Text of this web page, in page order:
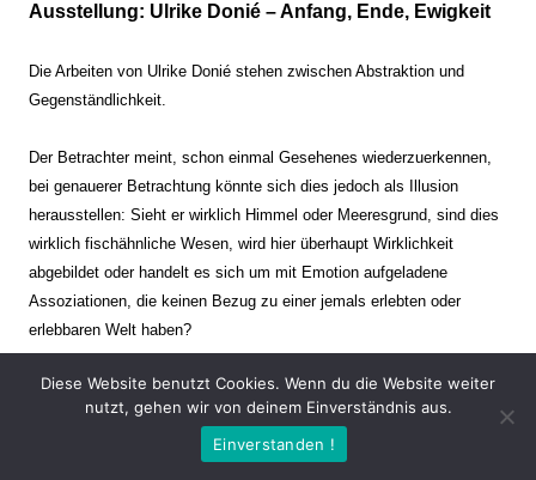
Ausstellung: Ulrike Donié – Anfang, Ende, Ewigkeit
Die Arbeiten von Ulrike Donié stehen zwischen Abstraktion und
Gegenständlichkeit.
Der Betrachter meint, schon einmal Gesehenes wiederzuerkennen,
bei genauerer Betrachtung könnte sich dies jedoch als Illusion
herausstellen: Sieht er wirklich Himmel oder Meeresgrund, sind dies
wirklich fischähnliche Wesen, wird hier überhaupt Wirklichkeit
abgebildet oder handelt es sich um mit Emotion aufgeladene
Assoziationen, die keinen Bezug zu einer jemals erlebten oder
erlebbaren Welt haben?
Verharren und Dynamik stehen sich dabei gegenüber. Zeit steht still
oder verrinnt im Nu. Es soll dabei eine Spannung, auch farblich, bis
zur Schmerzgrenze erzeugt werden. Die Arbeiten stellen ambivalente
Diese Website benutzt Cookies. Wenn du die Website weiter
nutzt, gehen wir von deinem Einverständnis aus.
Einverstanden !